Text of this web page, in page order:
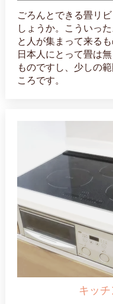
ごろんとできる畳リ
しょうか。こういっ
と人が集まって来るも
日本人にとって畳は
ものですし、少しの
ころです。
キッチ